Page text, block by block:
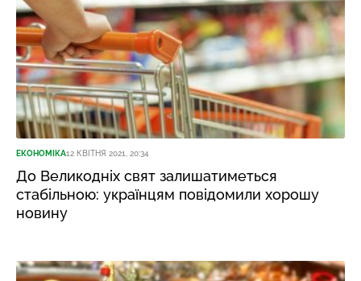
ЕКОНОМІКА12 КВІТНЯ 2021, 20:34
До Великодніх свят залишатиметься
стабільною: українцям повідомили хорошу
новину